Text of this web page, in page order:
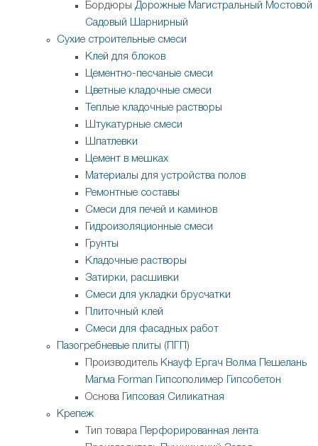
Бордюры Дорожные Магистральный Мостовой
Садовый Шарнирный
Сухие строительные смеси
Клей для блоков
Цементно-песчаные смеси
Цветные кладочные смеси
Теплые кладочные растворы
Штукатурные смеси
Шпатлевки
Цемент в мешках
Материалы для устройства полов
Ремонтные составы
Смеси для печей и каминов
Гидроизоляционные смеси
Грунты
Кладочные растворы
Затирки, расшивки
Смеси для укладки брусчатки
Плиточный клей
Смеси для фасадных работ
Пазогребневые плиты (ПГП)
Производитель Кнауф Ергач Волма
Пешелань
Магма Forman Гипсополимер
Гипсобетон
Основа
Гипсовая Силикатная
Крепеж
Тип товара
Перфорированная лента